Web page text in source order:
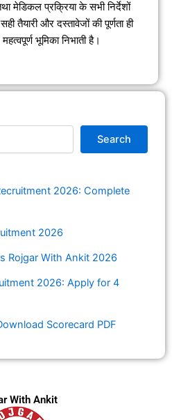
मेडिकल प्रक्रिया के सभी निर्देशों
तैयारी और दस्तावेजों की पूर्णता ही
भूमिका निभाती है।
Search
2026: Complete
2026
Rojgar With Ankit 2026
2026: Apply for 4
Scorecard PDF
With Ankit